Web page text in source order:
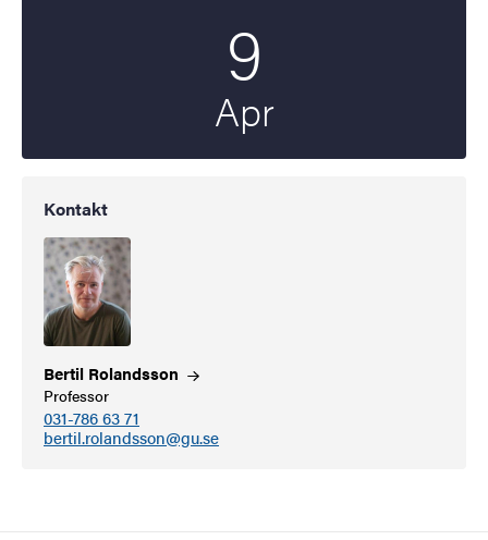
9
Apr
Kontakt
Bertil Rolandsson
Professor
031-786 63 71
bertil.rolandsson@gu.se